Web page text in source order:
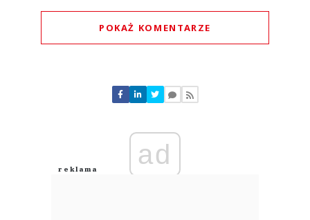
POKAŻ KOMENTARZE
Nie znaleziono komentarzy
Zostaw swoje komentarze
Anuluj
ad